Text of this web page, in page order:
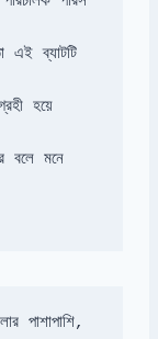
এই ব্যাটটি
হয়ে
বলে মনে
পাশাপাশি,